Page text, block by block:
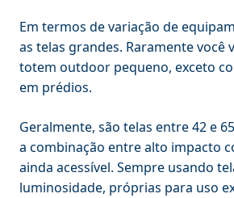
Em termos de variação de
as telas grandes. Raramente você
totem outdoor pequeno, exceto
em prédios.
Geralmente, são telas entre 42 e
a combinação entre alto impacto
ainda acessível. Sempre usando
luminosidade, próprias para uso